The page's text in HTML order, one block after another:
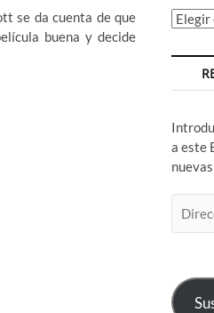
se da cuenta de que
buena y decide
a este
de